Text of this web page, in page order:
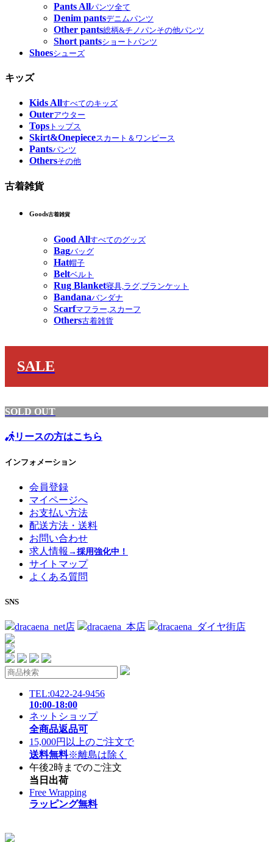
Pants Allパンツ全て
Denim pantsデニムパンツ
Other pants総柄&チノパンその他パンツ
Short pantsショートパンツ
Shoesシューズ
キッズ
Kids Allすべてのキッズ
Outerアウター
Tops トップス
Skirt&Onepieceスカート＆ワンピース
Pantsパンツ
Othersその他
古着雑貨
Goods古着雑貨
Good Allすべてのグッズ
Bagバッグ
Hat帽子
Beltベルト
Rug Blanket寝具,ラグ,ブランケット
Bandanaバンダナ
Scarfマフラー,スカーフ
Others古着雑貨
SALE
SOLD OUT
リースの方はこちら
インフォメーション
会員登録
マイページへ
お支払い方法
配送方法・送料
お問い合わせ
求人情報 →採用強化中！
サイトマップ
よくある質問
SNS
dracaena_net店 dracaena_本店 dracaena_ダイヤ街店
TEL:0422-24-9456
10:00-18:00
ネットショップ
全商品返品可
15,000円以上のご注文で
送料無料※離島は除く
午後2時までのご注文
当日出荷
Free Wrapping
ラッピング無料